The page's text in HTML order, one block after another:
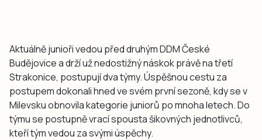
Aktuálně junioři vedou před druhým DDM České
Budějovice a drží už nedostižný náskok právě na třetí
Strakonice, postupují dva týmy. Úspěšnou cestu za
postupem dokonali hned ve svém první sezoně, kdy se v
Milevsku obnovila kategorie juniorů po mnoha letech. Do
týmu se postupně vrací spousta šikovných jednotlivců,
kteří tým vedou za svými úspěchy.